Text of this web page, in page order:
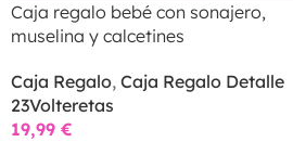
Caja regalo bebé con sonajero,
muselina y calcetines
Caja Regalo, Caja Regalo Detalle
23Volteretas
19,99 €